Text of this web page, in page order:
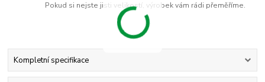
Pokud si nejste jisti velikostí, výrobek vám rádi přeměříme.
Kompletní specifikace